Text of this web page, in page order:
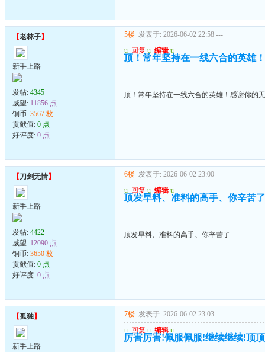
【老林子】
新手上路
发帖: 4345
威望: 11856 点
铜币: 3567 枚
贡献值: 0 点
好评度: 0 点
5楼 发表于: 2026-06-02 22:58 ---
u 回复 u 编辑 u
顶！常年坚持在一线六合的英雄
顶！常年坚持在一线六合的英雄！感谢你的
【刀剑无情】
新手上路
发帖: 4422
威望: 12090 点
铜币: 3650 枚
贡献值: 0 点
好评度: 0 点
6楼 发表于: 2026-06-02 23:00 ---
u 回复 u 编辑 u
顶发早料、准料的高手、你辛苦了
顶发早料、准料的高手、你辛苦了
【孤独】
新手上路
7楼 发表于: 2026-06-02 23:03 ---
u 回复 u 编辑 u
厉害厉害!佩服佩服!继续继续!顶